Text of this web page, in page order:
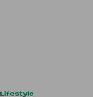
Lifestyle